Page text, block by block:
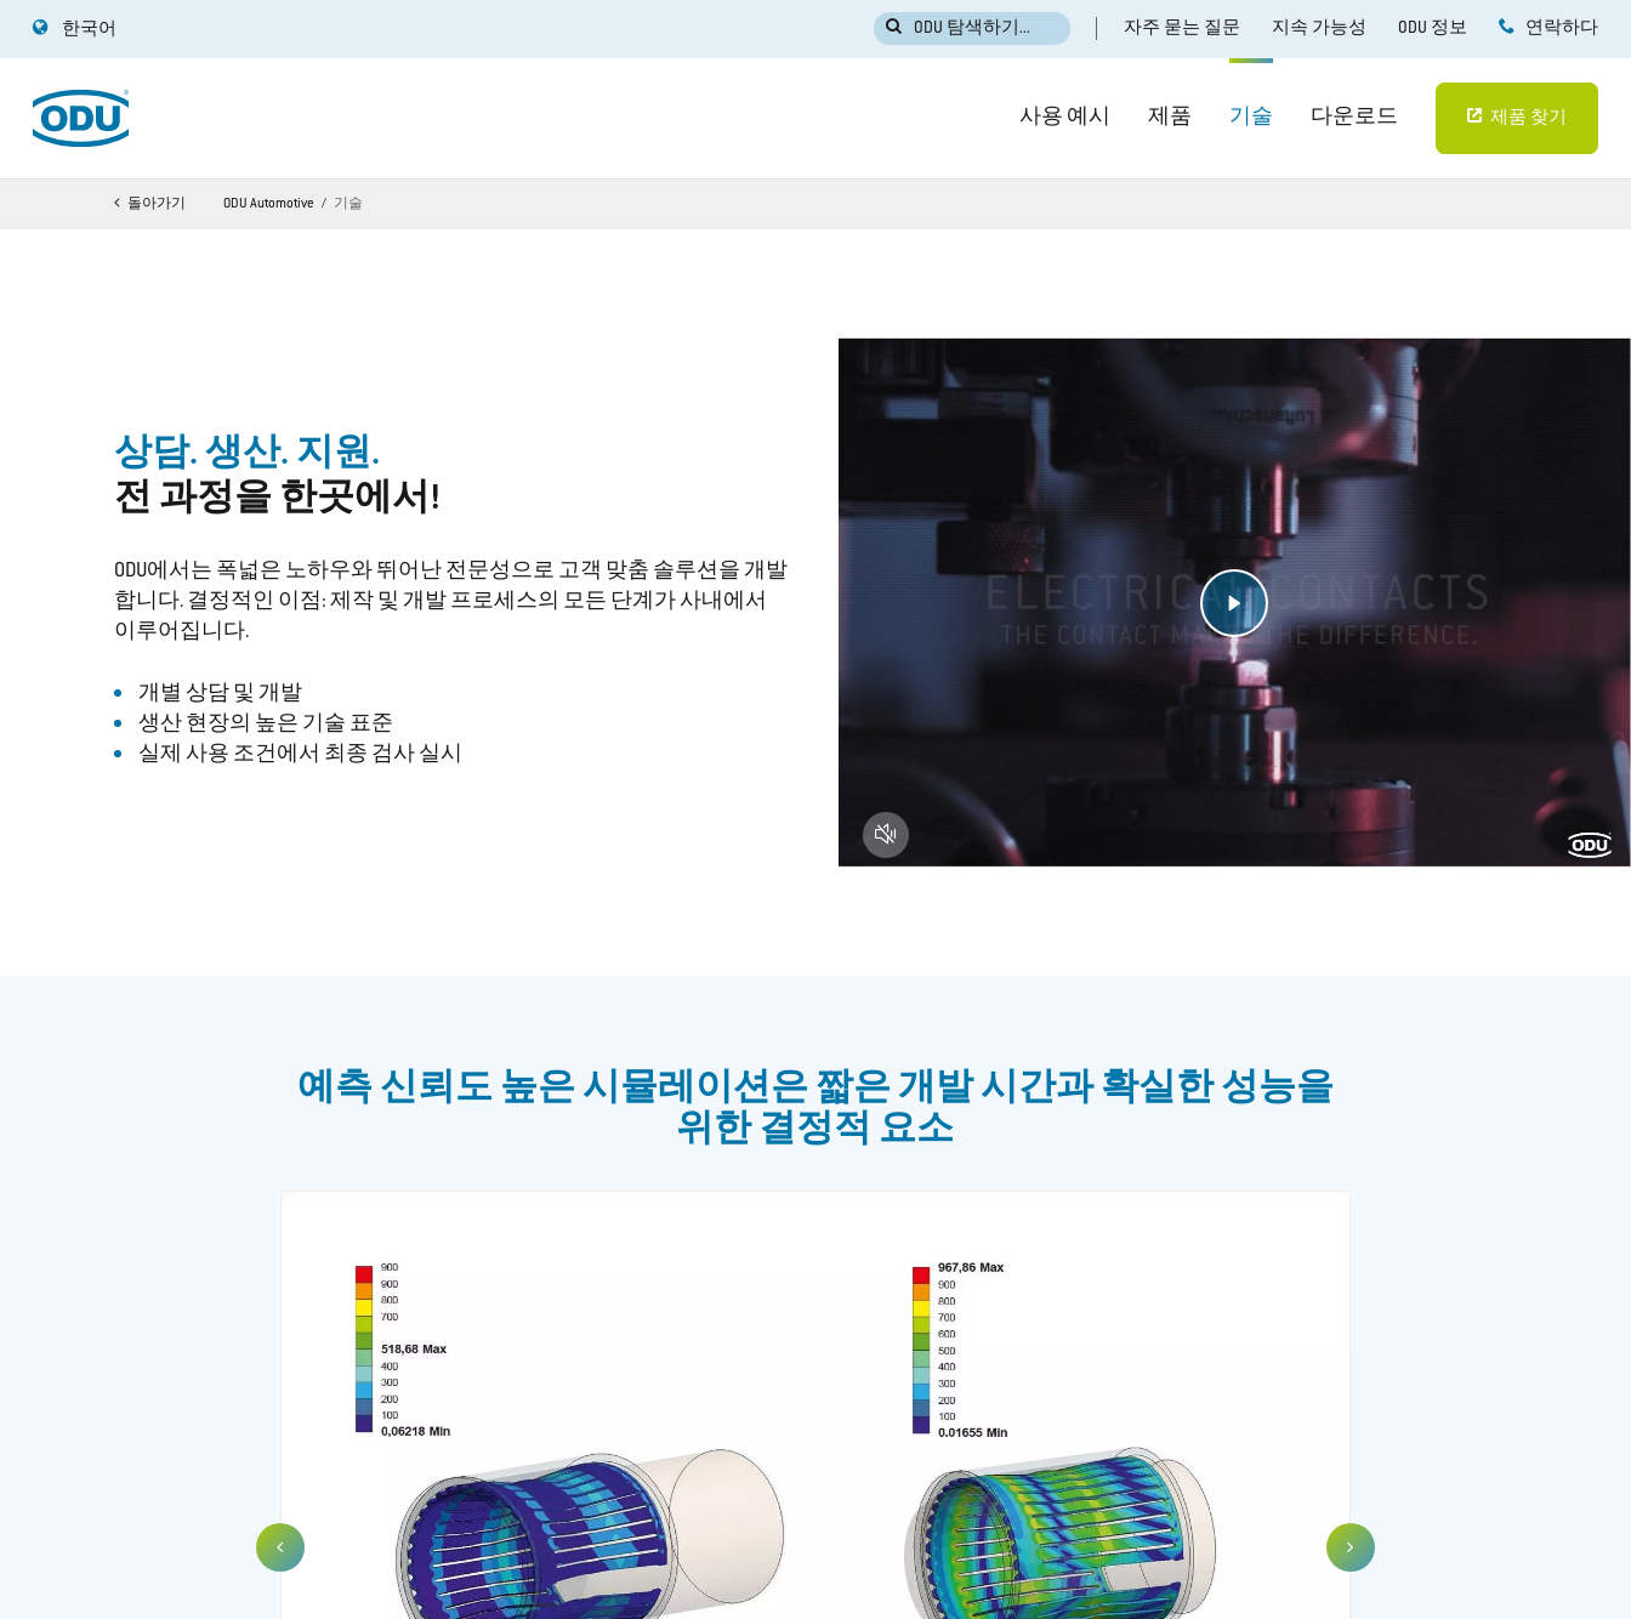
한국어 ODU 탐색하기... 자주 묻는 질문 지속 가능성 ODU 정보 연락하다
사용 예시 제품 기술 다운로드 제품 찾기
돌아가기 ODU Automotive 기술
상담. 생산. 지원.
전 과정을 한곳에서!
ODU에서는 폭넓은 노하우와 뛰어난 전문성으로 고객 맞춤 솔루션을 개발
합니다. 결정적인 이점: 제작 및 개발 프로세스의 모든 단계가 사내에서
이루어집니다.
개별 상담 및 개발
생산 현장의 높은 기술 표준
실제 사용 조건에서 최종 검사 실시
>
예측 신뢰도 높은 시뮬레이션은 짧은 개발 시간과 확실한 성능을
위한 결정적 요소